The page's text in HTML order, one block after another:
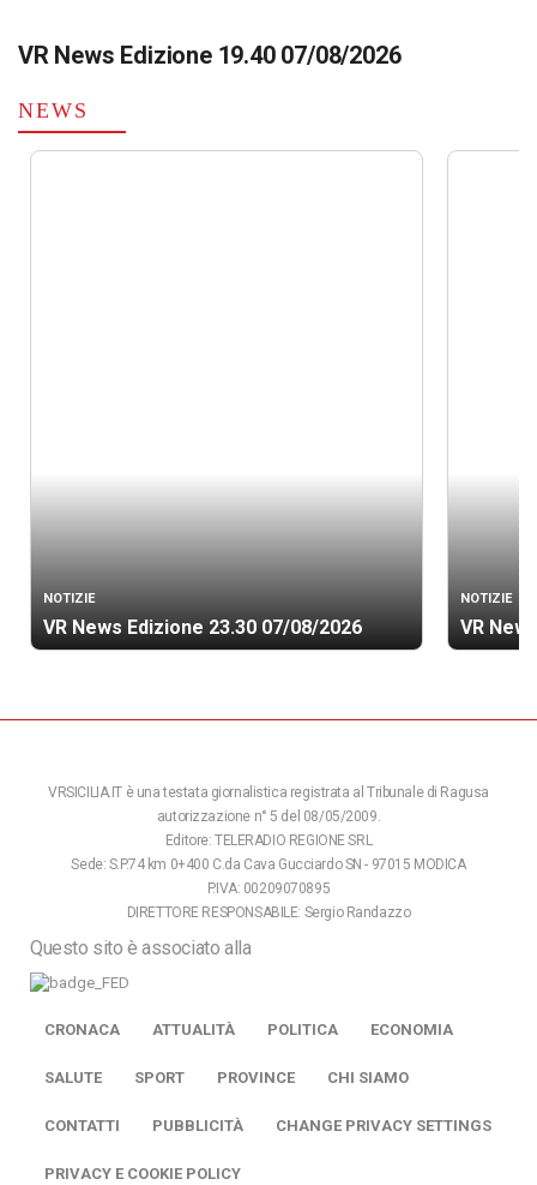
VR News Edizione 19.40 07/08/2026
NEWS
NOTIZIE
VR News Edizione 23.30 07/08/2026
NOTIZIE
VR
VRSICILIA.IT è una testata giornalistica registrata al Tribunale di Ragusa
autorizzazione n° 5 del 08/05/2009.
Editore: TELERADIO REGIONE SRL
Sede: S.P.74 km 0+400 C.da Cava Gucciardo SN - 97015 MODICA
P.IVA: 00209070895
DIRETTORE RESPONSABILE: Sergio Randazzo
Questo sito è associato alla
CRONACA ATTUALITÀ POLITICA ECONOMIA
SALUTE SPORT PROVINCE CHI SIAMO
CONTATTI PUBBLICITÀ CHANGE PRIVACY SETTINGS
PRIVACY E COOKIE POLICY